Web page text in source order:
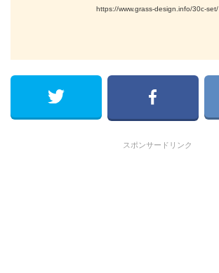
https://www.grass-design.info/30c-set/
スポンサードリンク